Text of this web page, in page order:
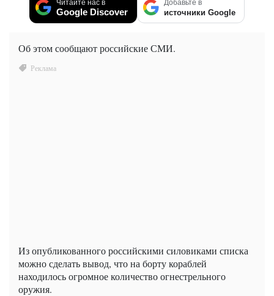
Читайте нас в
Google Discover
Добавьте в
источники Google
Об этом сообщают российские СМИ.
Из опубликованного российскими силовиками списка
можно сделать вывод, что на борту кораблей
находилось огромное количество огнестрельного
оружия.